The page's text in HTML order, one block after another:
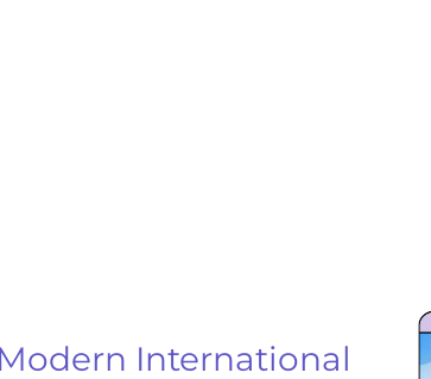
International